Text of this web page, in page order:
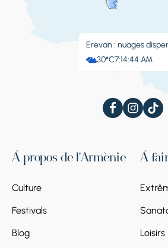
Erevan : nuages
30°C7:14:45 AM
À propos de l'Arménie
Culture
Festivals
Blog
À
Loisirs